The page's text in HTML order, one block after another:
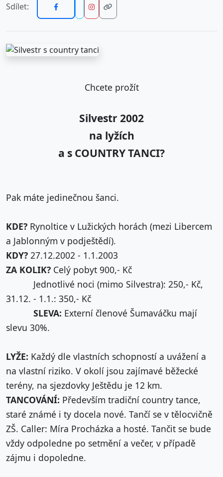
Sdílet:
Chcete prožít
Silvestr 2002
na lyžích
a s COUNTRY TANCI?
Pak máte jedinečnou šanci.
KDE? Rynoltice v Lužických horách (mezi Libercem
a Jablonným v podještědí).
KDY? 27.12.2002 - 1.1.2003
ZA KOLIK? Celý pobyt 900,- Kč
Jednotlivé noci (mimo Silvestra): 250,- Kč,
31.12. - 1.1.: 350,- Kč
SLEVA: Externí členové Šumaváčku mají
slevu 30%.
LYŽE: Každý dle vlastních schopností a uvážení a
na vlastní riziko. V okolí jsou zajímavé běžecké
terény, na sjezdovky Ještědu je 12 km.
TANCOVÁNÍ: Především tradiční country tance,
staré známé i ty docela nové. Tančí se v tělocvičně
ZŠ. Caller: Míra Procházka a hosté. Tančit se bude
vždy odpoledne po setmění a večer, v případě
zájmu i dopoledne.